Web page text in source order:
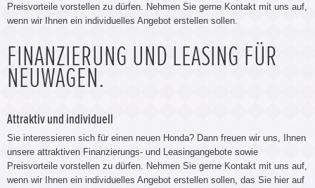
Preisvorteile vorstellen zu dürfen. Nehmen Sie gerne Kontakt mit uns auf,
wenn wir Ihnen ein individuelles Angebot erstellen sollen.
FINANZIERUNG UND LEASING FÜR
NEUWAGEN.
Attraktiv und individuell
Sie interessieren sich für einen neuen Honda? Dann freuen wir uns, Ihnen
unsere attraktiven Finanzierungs- und Leasingangebote sowie
Preisvorteile vorstellen zu dürfen. Nehmen Sie gerne Kontakt mit uns auf,
wenn wir Ihnen ein individuelles Angebot erstellen sollen, das Sie hier auf